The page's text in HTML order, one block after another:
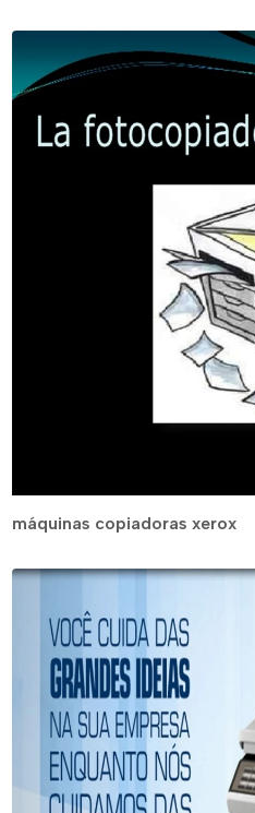
máquinas copiadoras xerox